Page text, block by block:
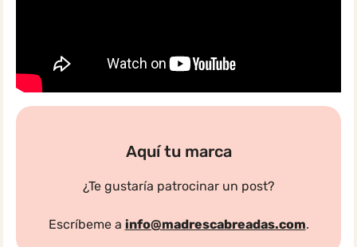
Aquí tu marca
¿Te gustaría patrocinar un post?
Escríbeme a info@madrescabreadas.com.